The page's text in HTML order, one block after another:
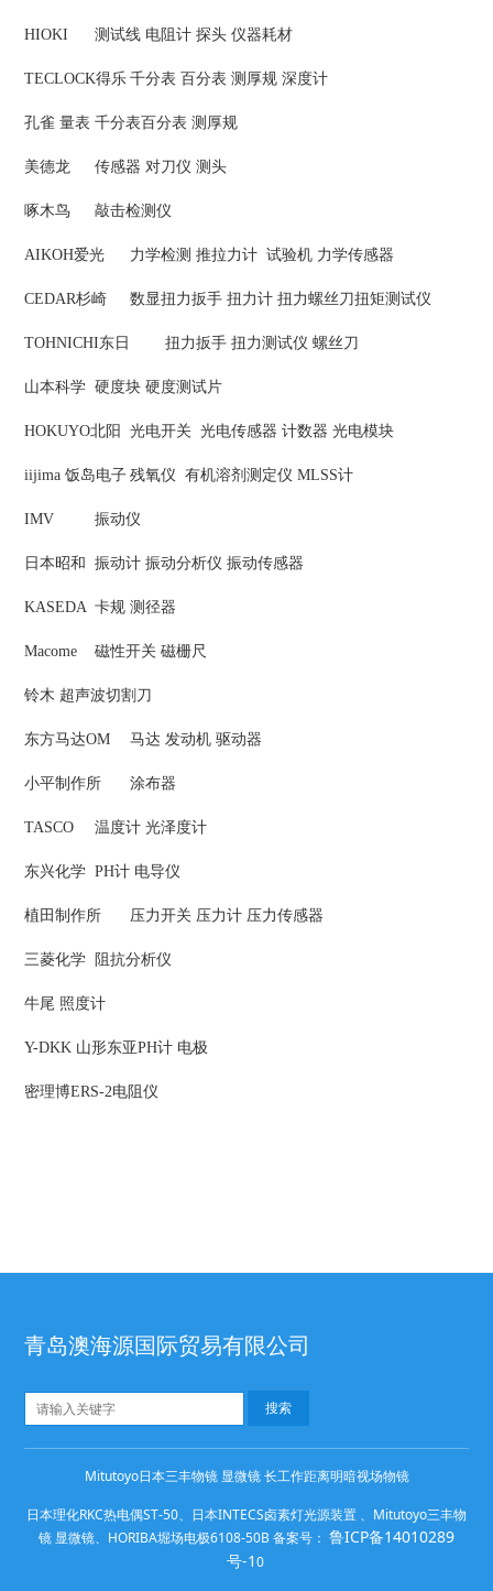
HIOKI 测试线 电阻计 探头 仪器耗材
TECLOCK得乐 千分表 百分表 测厚规 深度计
孔雀 量表 千分表百分表 测厚规
美德龙 传感器 对刀仪 测头
啄木鸟 敲击检测仪
AIKOH爱光 力学检测 推拉力计 试验机 力学传感器
CEDAR杉崎 数显扭力扳手 扭力计 扭力螺丝刀扭矩测试仪
TOHNICHI东日 扭力扳手 扭力测试仪 螺丝刀
山本科学 硬度块 硬度测试片
HOKUYO北阳 光电开关 光电传感器 计数器 光电模块
iijima 饭岛电子 残氧仪 有机溶剂测定仪 MLSS计
IMV 振动仪
日本昭和 振动计 振动分析仪 振动传感器
KASEDA 卡规 测径器
Macome 磁性开关 磁栅尺
铃木 超声波切割刀
东方马达OM 马达 发动机 驱动器
小平制作所 涂布器
TASCO 温度计 光泽度计
东兴化学 PH计 电导仪
植田制作所 压力开关 压力计 压力传感器
三菱化学 阻抗分析仪
牛尾 照度计
Y-DKK 山形东亚PH计 电极
密理博ERS-2电阻仪
青岛澳海源国际贸易有限公司
Mitutoyo日本三丰物镜 显微镜 长工作距离明暗视场物镜
日本理化RKC热电偶ST-50、日本INTECS卤素灯光源装置 、Mitutoyo三丰物
镜 显微镜、HORIBA堀场电极6108-50B 备案号： 鲁ICP备14010289
号-10